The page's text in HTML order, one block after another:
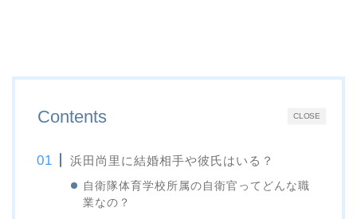
CLOSE
Contents
浜田尚里に結婚相手や彼氏はいる？
自衛隊体育学校所属の自衛官ってどんな職
業なの？